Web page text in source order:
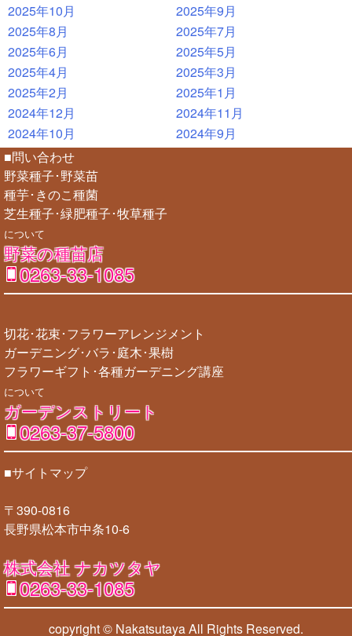
2025年10月
2025年9月
2025年8月
2025年7月
2025年6月
2025年5月
2025年4月
2025年3月
2025年2月
2025年1月
2024年12月
2024年11月
2024年10月
2024年9月
■問い合わせ
野菜種子･野菜苗
種芋･きのこ種菌
芝生種子･緑肥種子･牧草種子
について
野菜の種苗店
0263-33-1085
切花･花束･フラワーアレンジメント
ガーデニング･バラ･庭木･果樹
フラワーギフト･各種ガーデニング講座
について
ガーデンストリート
0263-37-5800
■サイトマップ
〒390-0816
長野県松本市中条10-6
株式会社 ナカツタヤ
0263-33-1085
copyright © NakatsutayaAll Rights Reserved.